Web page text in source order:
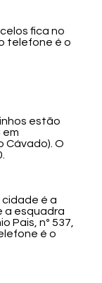
fica no
telefone é o
estão
em
Cávado). O
é a
a esquadra
Pais, nº 537,
é o